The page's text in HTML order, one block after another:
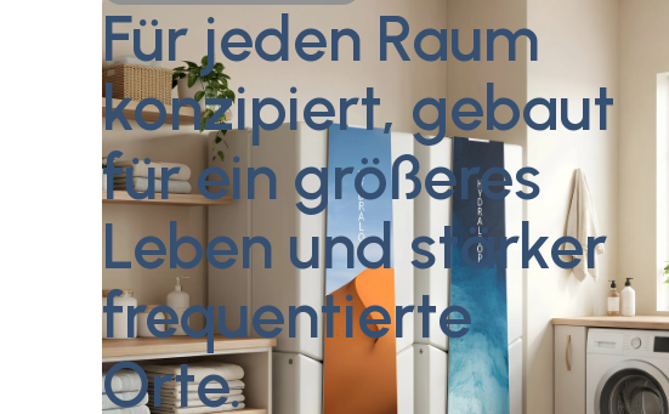
Für jeden Raum
konzipiert, gebaut
für ein größeres
Leben und stärker
frequentierte
Orte.